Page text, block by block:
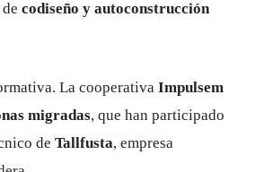
codiseño y autoconstrucción
La cooperativa Impulsem
migradas, que han participado
de Tallfusta, empresa